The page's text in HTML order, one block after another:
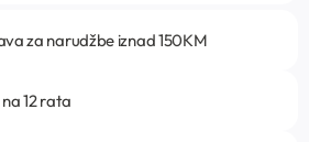
za narudžbe iznad 150KM
12 rata